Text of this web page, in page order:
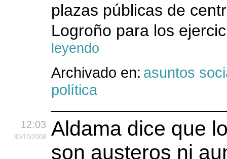
plazas públicas de
Logroño para los
leyendo
Archivado en: asuntos
política
12:03
30/10/2009
Aldama dice que
son austeros ni